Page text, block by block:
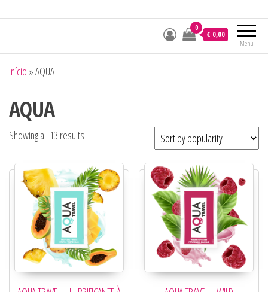
Menu
0
€ 0,00
Início »AQUA
AQUA
Showing all 13 results